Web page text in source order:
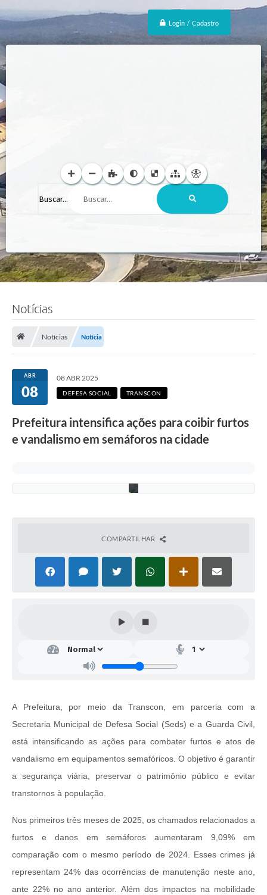
Login / Cadastro
Buscar...
Notícias
Notícias Notícia
ABR
08
08 ABR 2025
DEFESA SOCIAL TRANSCON
Prefeitura intensifica ações para coibir furtos
e vandalismo em semáforos na cidade
F
o
ã
r
n
COMPARTILHAR
A Prefeitura, por meio da Transcon, em parceria com a
Secretaria Municipal de Defesa Social (Seds) e a Guarda Civil,
está intensificando as ações para combater furtos e atos de
vandalismo em equipamentos semafóricos. O objetivo é garantir
a segurança viária, preservar o patrimônio público e evitar
transtornos à população.
Nos primeiros três meses de 2025, os chamados relacionados a
furtos e danos em semáforos aumentaram 9,09% em
comparação com o mesmo período de 2024. Esses crimes já
representam 24% das ocorrências de manutenção neste ano,
ante 22% no ano anterior. Além dos impactos na mobilidade